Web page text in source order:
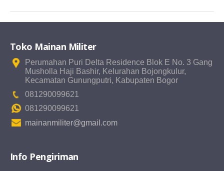
Toko Mainan Militer
Perumahan Puri Delta Residence Blok E No. 3 Gang
Musholla Haji Bashir, Kelurahan Bojongkulur,
Kecamatan Gunungputri, Kabupaten Bogor
081290099621
081290099621
mainanmiliter@gmail.com
Info Pengiriman